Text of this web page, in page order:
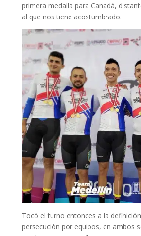
primera medalla para Canadá,
al que nos tiene acostumbrado.
Tocó el turno entonces a la
persecución por equipos, en ambos